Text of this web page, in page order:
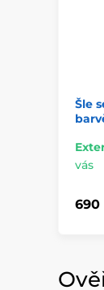
Šle
vás
690